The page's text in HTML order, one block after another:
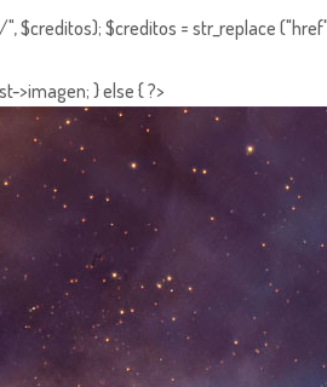
$creditos = str_replace
>imagen; } else { ?>